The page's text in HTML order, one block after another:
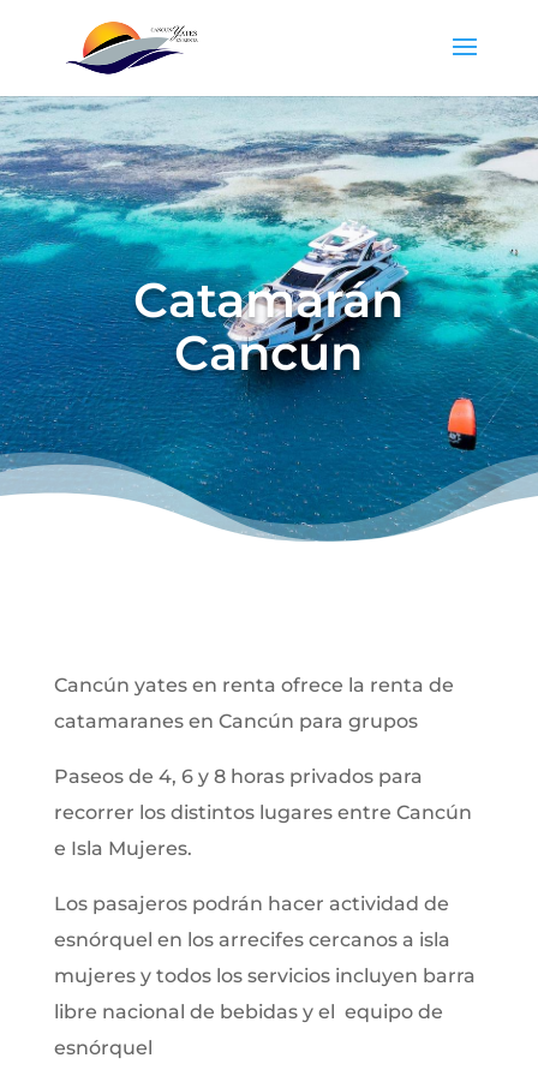
Catamarán
Cancún
Cancún yates en renta ofrece la renta de
catamaranes en Cancún para grupos
Paseos de 4, 6 y 8 horas privados para
recorrer los distintos lugares entre Cancún
e Isla Mujeres.
Los pasajeros podrán hacer actividad de
esnórquel en los arrecifes cercanos a isla
mujeres y todos los servicios incluyen barra
libre nacional de bebidas y el equipo de
esnórquel